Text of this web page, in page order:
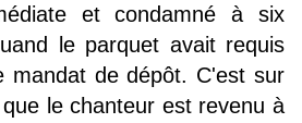
et condamné à six
le parquet avait requis
mandat de dépôt. C'est sur
le chanteur est revenu à